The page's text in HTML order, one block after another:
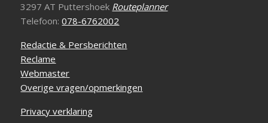
3297 AT Puttershoek Routeplanner
Telefoon:078-6762002
Redactie & Persberichten
Reclame
Webmaster
Overige vragen/opmerkingen
Privacy verklaring